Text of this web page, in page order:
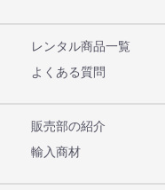
レンタル商品一覧
よくある質問
販売部の紹介
輸入商材